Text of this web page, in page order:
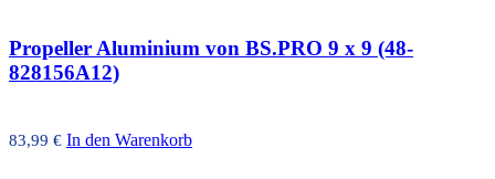
Propeller Aluminium von BS.PRO 9 x 9 (48-
828156A12)
83,99 € In den Warenkorb